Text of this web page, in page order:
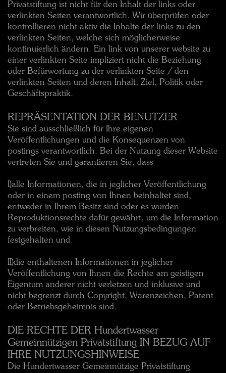
Privatstiftung ist nicht für den Inhalt der links oder
verlinkten Seiten verantwortlich. Wir überprüfen oder
kontrollieren nicht aktiv die Inhalte der links zu den
verlinkten Seiten, welche sich möglicherweise
kontinuierlich ändern. Ein link von unserer website zu
einer verlinkten Seite impliziert nicht die Beziehung
oder Befürwortung zu der verlinkten Seite / den
verlinkten Seiten und deren Inhalt, Ziel, Politik oder
Geschäftspraktik.
REPRÄSENTATION DER BENUTZER
Sie sind ausschließlich für Ihre eigenen
Veröffentlichungen und die Konsequenzen von
postings verantwortlich. Bei der Nutzung dieser Website
vertreten Sie und garantieren Sie, dass
I)alle Informationen, die in jeglicher Veröffentlichung
oder in einem posting von Ihnen beinhaltet sind,
entweder in Ihrem Besitz sind oder es wurden
Reproduktionsrechte dafür gewährt, um die Information
zu verbreiten, wie in diesen Nutzungsbedingungen
festgehalten und
II)die enthaltenen Informationen in jeglicher
Veröffentlichung von Ihnen die Rechte am geistigen
Eigentum anderer nicht verletzen und inklusive und
nicht begrenzt durch Copyright, Warenzeichen, Patent
oder Betriebsgeheimnis sind.
DIE RECHTE DER Hundertwasser
Gemeinnützigen Privatstiftung IN BEZUG AUF
IHRE NUTZUNGSHINWEISE
Die Hundertwasser Gemeinnützige Privatstiftung